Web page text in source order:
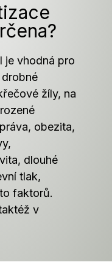
je vhodná pro
žíly, na
obezita,
dlouhé
tlak,
faktorů.
v